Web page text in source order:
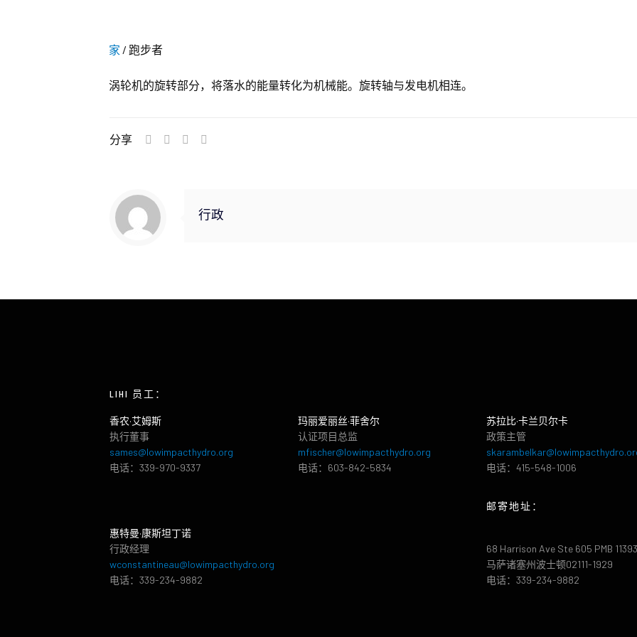
家 / 跑步者
涡轮机的旋转部分，将落水的能量转化为机械能。旋转轴与发电机相连。
分享
行政
LIHI 员工：
香农·艾姆斯
执行董事
sames@lowimpacthydro.org
电话：339-970-9337
惠特曼·康斯坦丁诺
行政经理
wconstantineau@lowimpacthydro.org
电话：339-234-9882
玛丽爱丽丝·菲舍尔
认证项目总监
mfischer@lowimpacthydro.org
电话：603-842-5834
苏拉比·卡兰贝尔卡
政策主管
电话：415-548-1006
邮寄地址：
68 Harrison Ave Ste 605 PMB
马萨诸塞州波士顿02111-1929
电话：339-234-9882